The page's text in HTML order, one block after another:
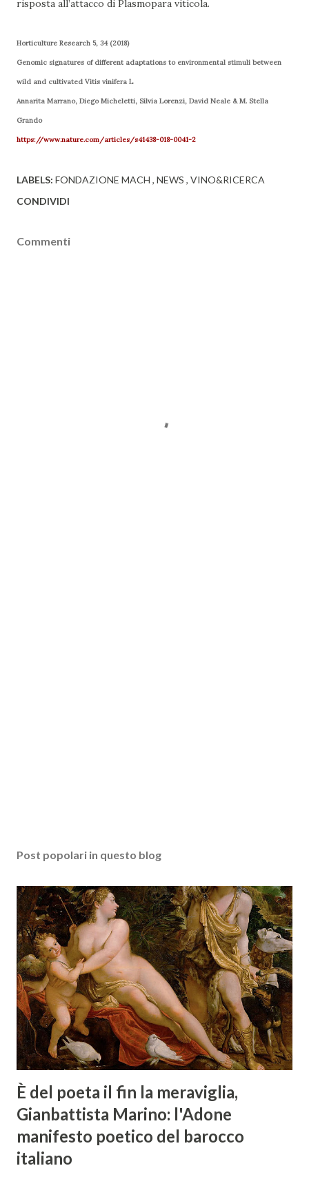
risposta all’attacco di Plasmopara viticola.
Horticulture Research 5, 34 (2018)
Genomic signatures of different adaptations to environmental stimuli between
wild and cultivated Vitis vinifera L
Annarita Marrano, Diego Micheletti, Silvia Lorenzi, David Neale & M. Stella
Grando
https://www.nature.com/articles/s41438-018-0041-2
LABELS: FONDAZIONE MACH NEWS VINO&RICERCA
CONDIVIDI
Commenti
Post popolari in questo blog
È del poeta il fin la meraviglia,
Gianbattista Marino: l'Adone
manifesto poetico del barocco
italiano